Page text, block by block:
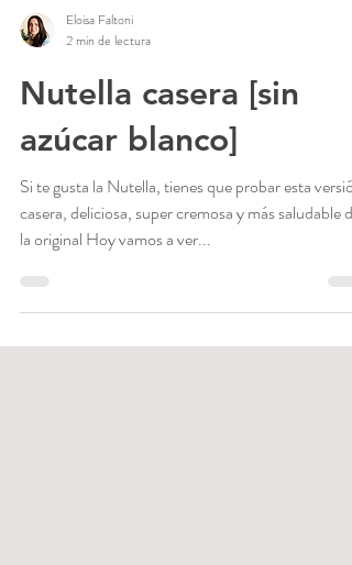
Eloisa Faltoni
2 min de lectura
Nutella casera [sin
azúcar blanco]
Si te gusta la Nutella, tienes que probar esta versión
casera, deliciosa, super cremosa y más saludable de